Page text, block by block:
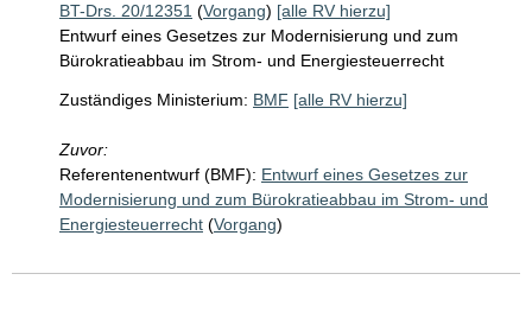
BT-Drs. 20/12351 (Vorgang) [alle RV hierzu]
Entwurf eines Gesetzes zur Modernisierung und zum
Bürokratieabbau im Strom- und Energiesteuerrecht
Zuständiges Ministerium: BMF [alle RV hierzu]
Zuvor:
Referentenentwurf (BMF): Entwurf eines Gesetzes zur
Modernisierung und zum Bürokratieabbau im Strom- und
Energiesteuerrecht (Vorgang)